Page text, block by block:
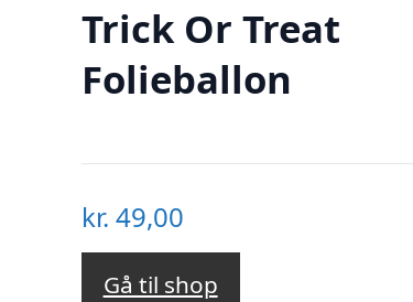
Trick Or Treat
Folieballon
kr. 49,00
Gå til shop